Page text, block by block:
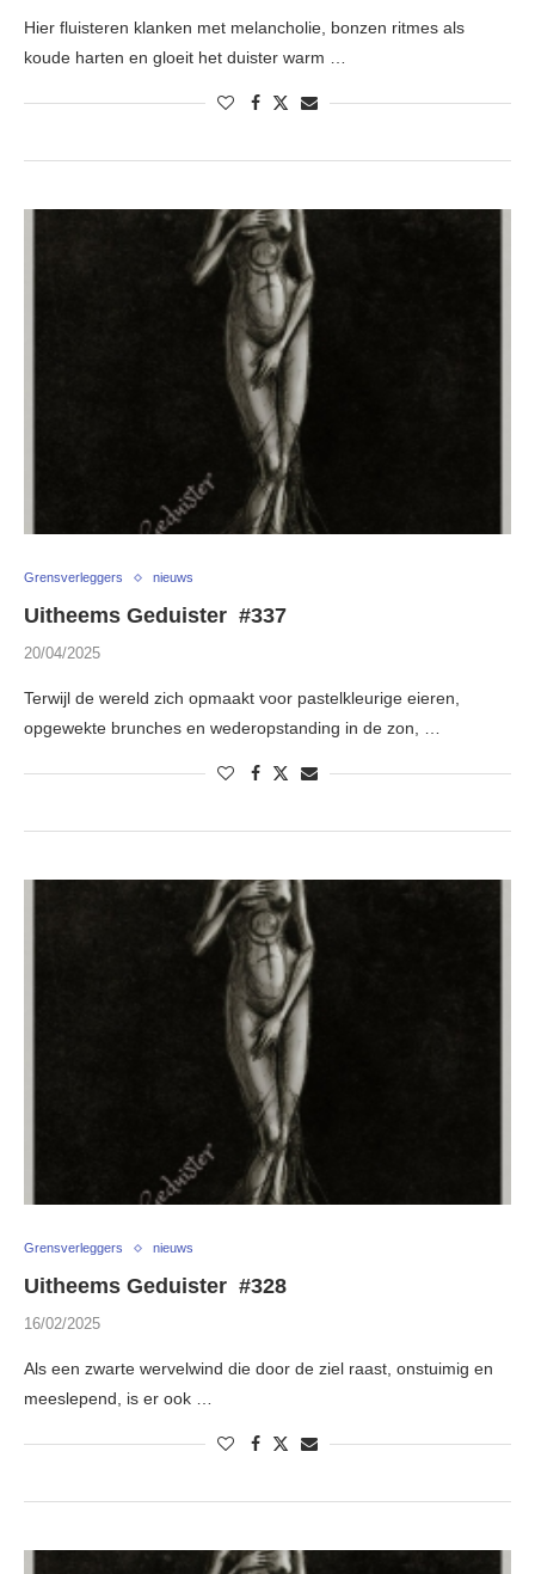
Hier fluisteren klanken met melancholie, bonzen ritmes als
koude harten en gloeit het duister warm …
Grensverleggers nieuws
Uitheems Geduister #337
20/04/2025
Terwijl de wereld zich opmaakt voor pastelkleurige eieren,
opgewekte brunches en wederopstanding in de zon, …
Grensverleggers nieuws
Uitheems Geduister #328
16/02/2025
Als een zwarte wervelwind die door de ziel raast, onstuimig en
meeslepend, is er ook …